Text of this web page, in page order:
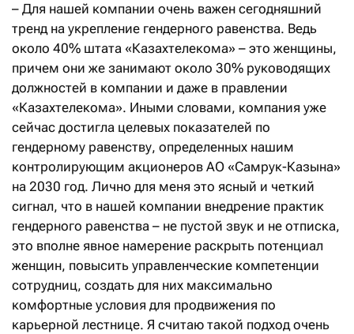
– Для нашей компании очень важен сегодняшний
тренд на укрепление гендерного равенства. Ведь
около 40% штата «Казахтелекома» – это женщины,
причем они же занимают около 30% руководящих
должностей в компании и даже в правлении
«Казахтелекома». Иными словами, компания уже
сейчас достигла целевых показателей по
гендерному равенству, определенных нашим
контролирующим акционеров АО «Самрук-Казына»
на 2030 год. Лично для меня это ясный и четкий
сигнал, что в нашей компании внедрение практик
гендерного равенства – не пустой звук и не отписка,
это вполне явное намерение раскрыть потенциал
женщин, повысить управленческие компетенции
сотрудниц, создать для них максимально
комфортные условия для продвижения по
карьерной лестнице. Я считаю такой подход очень